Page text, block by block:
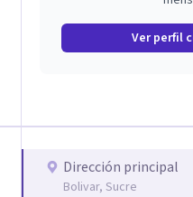
Ver perfil
Dirección principal
Bolivar, Sucre